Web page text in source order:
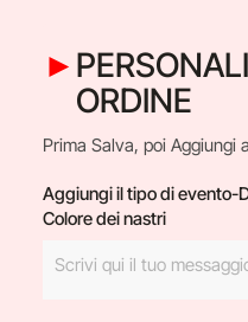
ORDINE
Prima Salva, poi Aggiungi
Aggiungi il tipo di
Colore dei nastri